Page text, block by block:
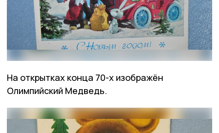
На открытках конца 70-х изображён
Олимпийский Медведь.